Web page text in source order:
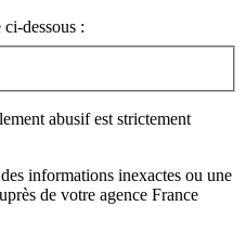
dessous :
abusif est strictement
informations inexactes ou une
de votre agence France